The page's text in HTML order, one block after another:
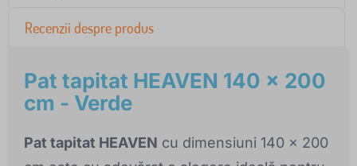
Recenzii despre produs
Pat tapitat HEAVEN 140 x 200
cm - Verde
Pat tapitat HEAVEN cu dimensiuni 140 x 200